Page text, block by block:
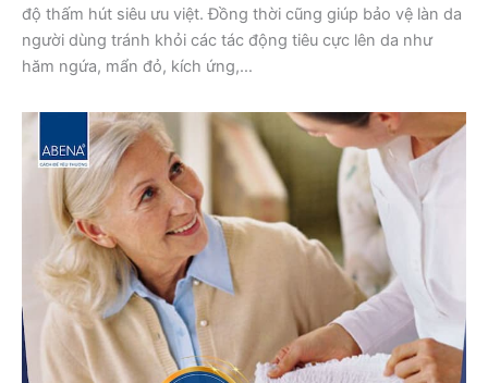
độ thấm hút siêu ưu việt. Đồng thời cũng giúp bảo vệ làn da
người dùng tránh khỏi các tác động tiêu cực lên da như
hăm ngứa, mẩn đỏ, kích ứng,…